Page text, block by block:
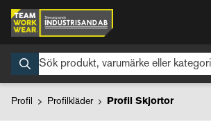
Profil Profilkläder Profil Skjortor